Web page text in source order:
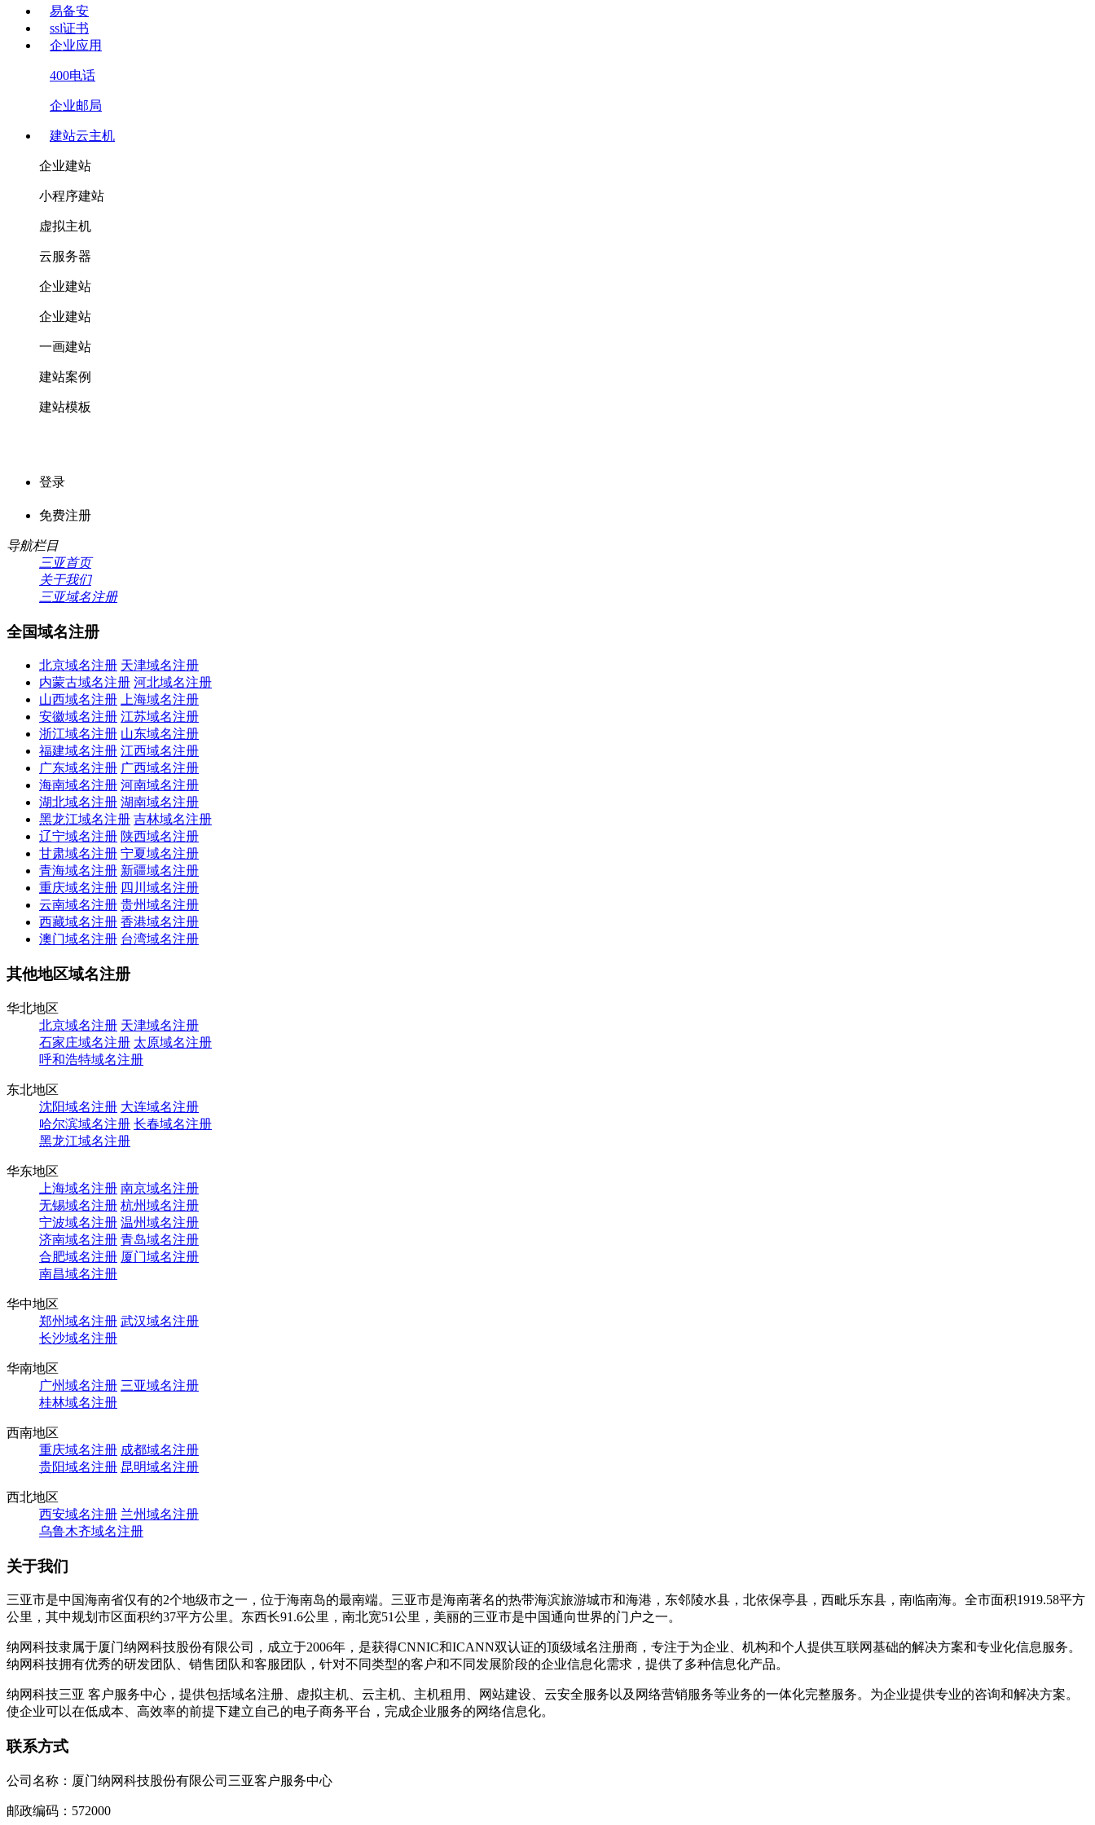
易备安
ssl证书
企业应用
400电话
企业邮局
建站云主机
企业建站
小程序建站
虚拟主机
云服务器
企业建站
企业建站
一画建站
建站案例
建站模板
登录
免费注册
导航栏目
三亚首页
关于我们
三亚域名注册
全国域名注册
北京域名注册 天津域名注册
内蒙古域名注册 河北域名注册
山西域名注册 上海域名注册
安徽域名注册 江苏域名注册
浙江域名注册 山东域名注册
福建域名注册 江西域名注册
广东域名注册 广西域名注册
海南域名注册 河南域名注册
湖北域名注册 湖南域名注册
黑龙江域名注册 吉林域名注册
辽宁域名注册 陕西域名注册
甘肃域名注册 宁夏域名注册
青海域名注册 新疆域名注册
重庆域名注册 四川域名注册
云南域名注册 贵州域名注册
西藏域名注册 香港域名注册
澳门域名注册 台湾域名注册
其他地区域名注册
华北地区
北京域名注册 天津域名注册
石家庄域名注册 太原域名注册
呼和浩特域名注册
东北地区
沈阳域名注册 大连域名注册
哈尔滨域名注册 长春域名注册
黑龙江域名注册
华东地区
上海域名注册 南京域名注册
无锡域名注册 杭州域名注册
宁波域名注册 温州域名注册
济南域名注册 青岛域名注册
合肥域名注册 厦门域名注册
南昌域名注册
华中地区
郑州域名注册 武汉域名注册
长沙域名注册
华南地区
广州域名注册 三亚域名注册
桂林域名注册
西南地区
重庆域名注册 成都域名注册
贵阳域名注册 昆明域名注册
西北地区
西安域名注册 兰州域名注册
乌鲁木齐域名注册
关于我们
三亚市是中国海南省仅有的2个地级市之一，位于海南岛的最南端。三亚市是海南著名的热带海滨旅游城市和海港，东邻陵水县，北依保亭县，西毗乐东县，南临南海。全市面积1919.58平方
公里，其中规划市区面积约37平方公里。东西长91.6公里，南北宽51公里，美丽的三亚市是中国通向世界的门户之一。
纳网科技隶属于厦门纳网科技股份有限公司，成立于2006年，是获得CNNIC和ICANN双认证的顶级域名注册商，专注于为企业、机构和个人提供互联网基础的解决方案和专业化信息服务。
纳网科技拥有优秀的研发团队、销售团队和客服团队，针对不同类型的客户和不同发展阶段的企业信息化需求，提供了多种信息化产品。
纳网科技三亚 客户服务中心，提供包括域名注册、虚拟主机、云主机、主机租用、网站建设、云安全服务以及网络营销服务等业务的一体化完整服务。为企业提供专业的咨询和解决方案。
使企业可以在低成本、高效率的前提下建立自己的电子商务平台，完成企业服务的网络信息化。
联系方式
公司名称：厦门纳网科技股份有限公司三亚客户服务中心
邮政编码：572000